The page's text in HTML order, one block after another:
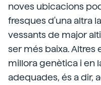
noves ubicacions
fresques d'una altra
vessants de major
ser més baixa. Altres
millora genètica i en
adequades, és a dir,